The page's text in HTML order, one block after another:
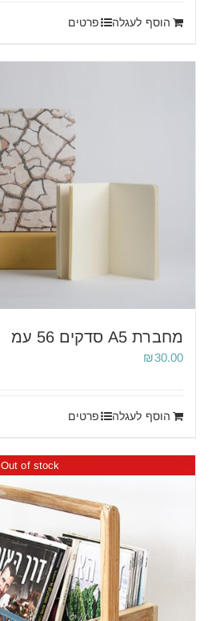
הוסף לעגלה פרטים
מחברת A5 סדקים 56 עמ
₪30.00
הוסף לעגלה פרטים
Out of stock